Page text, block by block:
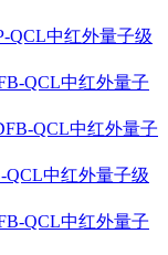
QCL中红外量子级
QCL中红外量子
QCL中红外量子
QCL中红外量子级
QCL中红外量子